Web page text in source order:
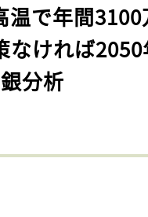
温で年間
なければ
分析